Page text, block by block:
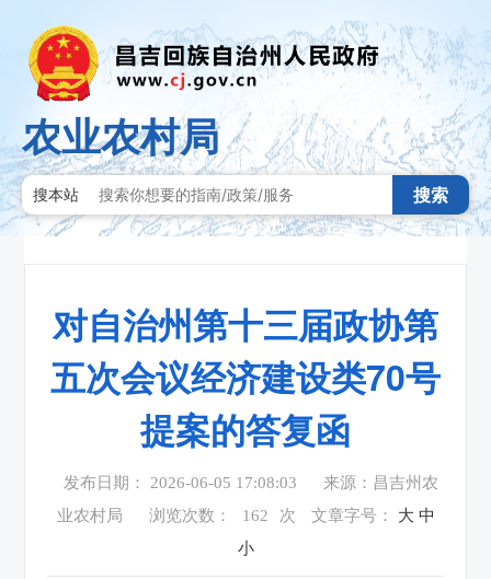
农业农村局
搜本站 搜索
对自治州第十三届政协第
五次会议经济建设类70号
提案的答复函
发布日期： 2026-06-05 17:08:03
来源：昌吉州农
业农村局
浏览次数： 162 次 文章字号： 大 中
小